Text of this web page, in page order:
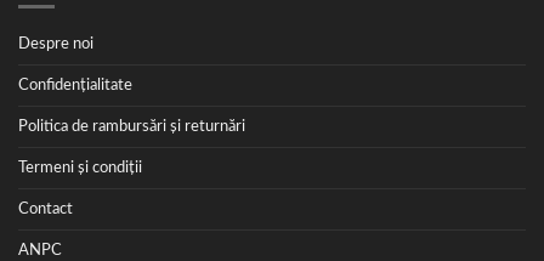
Despre noi
Confidențialitate
Politica de rambursări și returnări
Termeni și condiții
Contact
ANPC